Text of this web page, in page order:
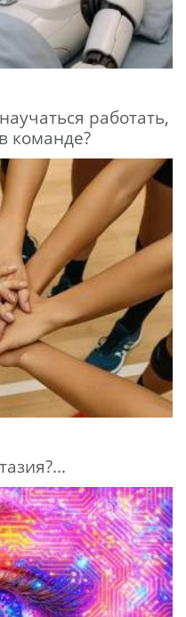
работать,
команде?